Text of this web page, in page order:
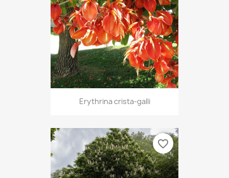
Erythrina crista-galli
favorite_border